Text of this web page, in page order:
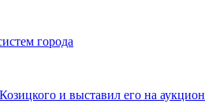
города
и выставил его на аукцион